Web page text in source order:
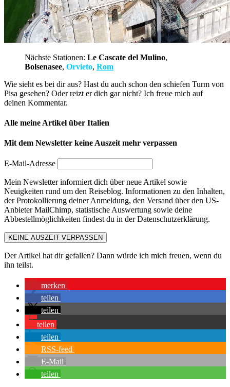
Nächste Stationen: Le Cascate del Mulino,
Bolsenasee, Orvieto, Rom
Wie sieht es bei dir aus? Hast du auch schon den schiefen Turm von
Pisa gesehen? Oder reizt er dich gar nicht? Ich freue mich auf
deinen Kommentar.
Alle meine Artikel über Italien
Mit dem Newsletter keine Auszeit mehr verpassen
E-Mail-Adresse
Mein Newsletter informiert dich über neue Artikel sowie
Neuigkeiten rund um den Reiseblog. Informationen zu den Inhalten,
der Protokollierung deiner Anmeldung, den Versand über den US-
Anbieter MailChimp, statistische Auswertung sowie deine
Abbestellmöglichkeiten findest du in der Datenschutzerklärung.
KEINE AUSZEIT VERPASSEN
Der Artikel hat dir gefallen? Dann würde ich mich freuen, wenn du
ihn teilst.
merken
teilen
teilen
teilen
teilen
RSS-feed
E-Mail
teilen